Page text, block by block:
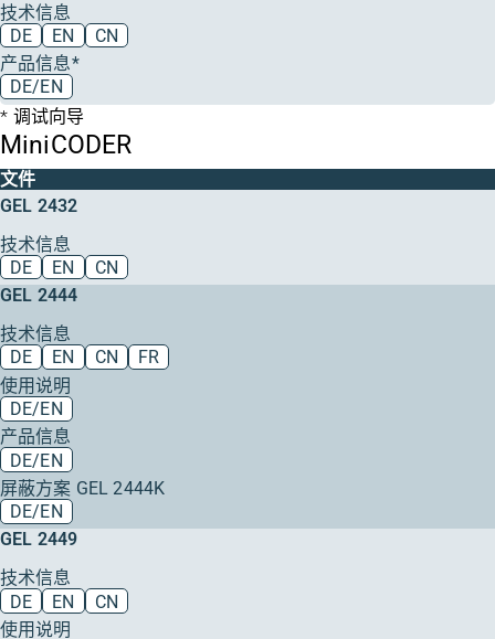
技术信息
DE
EN
CN
产品信息*
DE/EN
调试向导
MiniCODER
文件
GEL 2432
技术信息
DE
EN
CN
GEL 2444
技术信息
DE
EN CN
FR
使用说明
DE/EN
产品信息
DE/EN
屏蔽方案 GEL 2444K
DE/EN
GEL 2449
技术信息
DE
EN
CN
使用说明